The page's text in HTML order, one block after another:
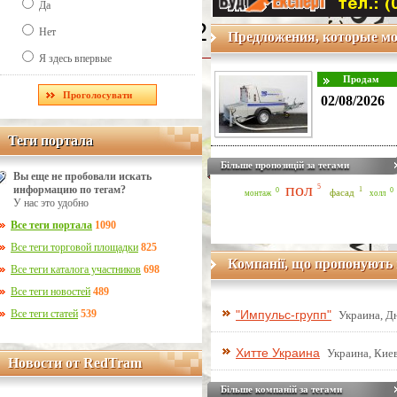
Line Number: 42
Да
Нет
Я здесь впервые
Теги портала
Теги портала
Вы еще не пробовали искать
информацию по тегам?
У нас это удобно
Все теги портала 1090
Все теги торговой площадки 825
Все теги каталога участников 698
Все теги новостей 489
Все теги статей 539
Новости от RedTram
Новости от RedTram
Предложения, которые
02/08/2026
Більше пропозицій за тегами
монтаж 0 пол 5
фасад 1 холл 0
Компанії, що пропонують
"Импульс-групп" Украина,
Хитте Украина Украина,
Більше компаній за тегами